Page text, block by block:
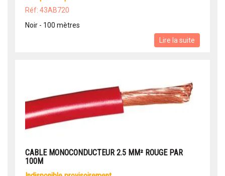
Réf: 43AB720
Noir - 100 mètres
Lire la suite
CABLE MONOCONDUCTEUR 2.5 MM² ROUGE PAR
100M